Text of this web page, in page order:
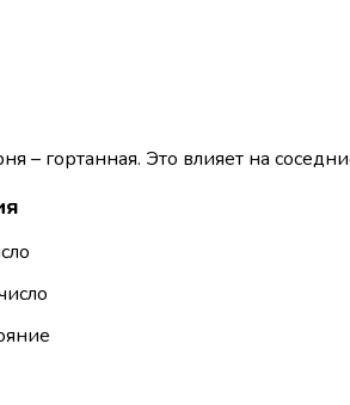
– гортанная. Это влияет на